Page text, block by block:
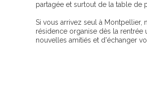
partagée et surtout de la table de
Si vous arrivez seul à Montpellier,
résidence organise dès la
nouvelles amitiés et d'échanger